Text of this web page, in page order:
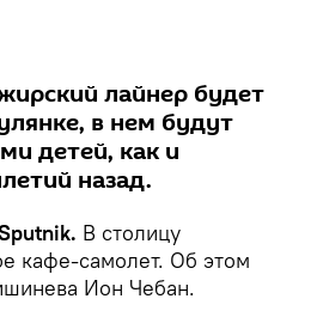
лайнер будет
в нем будут
детей, как и
назад.
В столицу
кафе-самолет. Об этом
Ион Чебан.